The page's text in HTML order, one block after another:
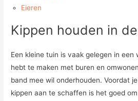
Eieren
Kippen houden in
Een kleine tuin is vaak gelegen in een
hebt te maken met buren en
band mee wil onderhouden. Voordat
kippen aan te schaffen is het goed